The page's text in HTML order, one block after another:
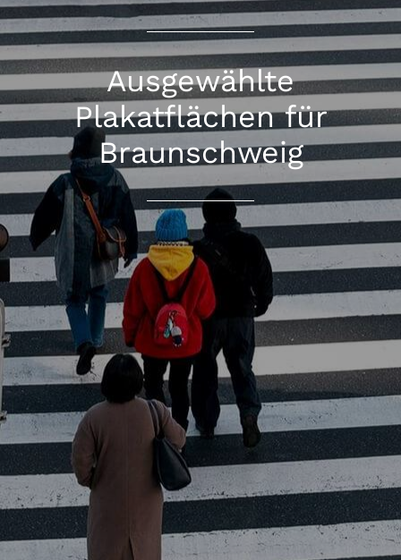
Ausgewählte
Plakatflächen für
Braunschweig